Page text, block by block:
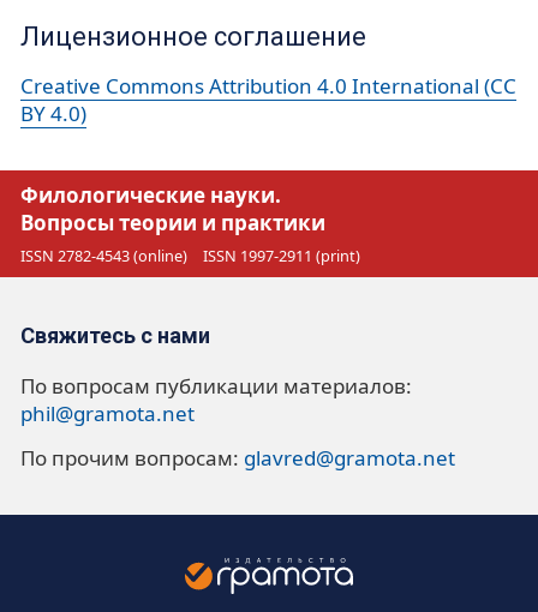
Лицензионное соглашение
Creative Commons Attribution 4.0 International (CC
BY 4.0)
Филологические науки.
Вопросы теории и практики
ISSN 2782-4543 (online) ISSN 1997-2911 (print)
Свяжитесь с нами
По вопросам публикации материалов:
phil@gramota.net
По прочим вопросам: glavred@gramota.net